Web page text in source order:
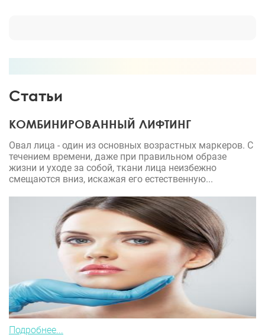
осложнений.доктор проявил внимание к деталям,
реабилитации ощущала поддержку со стороны
Статьи
КОМБИНИРОВАННЫЙ ЛИФТИНГ
Овал лица - один из основных возрастных маркеров. С
течением времени, даже при правильном образе
жизни и уходе за собой, ткани лица неизбежно
смещаются вниз, искажая его естественную...
Подробнее...